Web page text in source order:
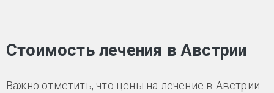
Стоимость лечения в Австрии
Важно отметить, что цены на лечение в Австрии